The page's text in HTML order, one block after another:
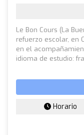
Le Bon Cours (La
refuerzo escolar, en
en el
idioma de estudio:
Horario